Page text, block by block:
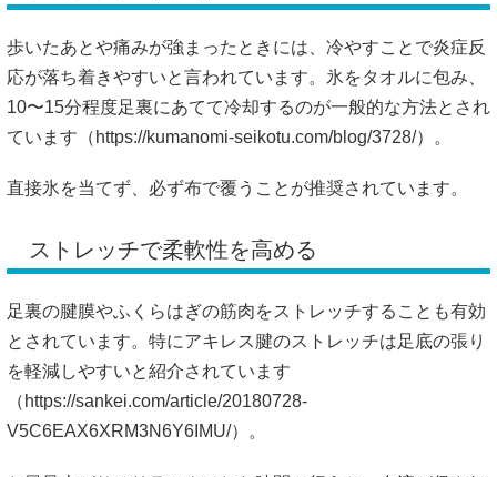
歩いたあとや痛みが強まったときには、冷やすことで炎症反
応が落ち着きやすいと言われています。氷をタオルに包み、
10〜15分程度足裏にあてて冷却するのが一般的な方法とされ
ています（ https://kumanomi-seikotu.com/blog/3728/）。
直接氷を当てず、必ず布で覆うことが推奨されています。
ストレッチで柔軟性を高める
足裏の腱膜やふくらはぎの筋肉をストレッチすることも有効
とされています。特にアキレス腱のストレッチは足底の張り
を軽減しやすいと紹介されています
（ https://sankei.com/article/20180728-
V5C6EAX6XRM3N6Y6IMU/）。